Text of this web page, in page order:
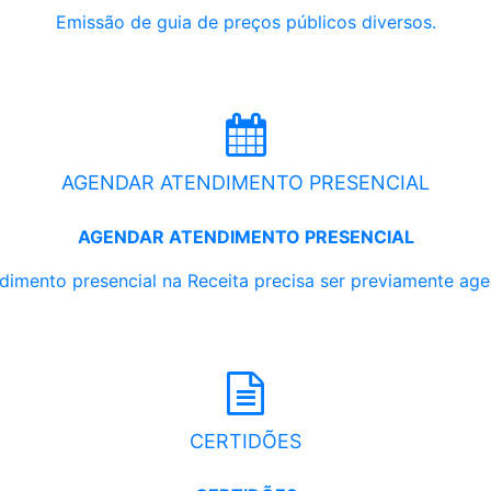
Emissão de guia de preços públicos diversos.
AGENDAR ATENDIMENTO PRESENCIAL
AGENDAR ATENDIMENTO PRESENCIAL
presencial na Receita precisa ser previamente
CERTIDÕES